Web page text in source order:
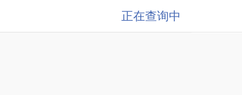
正在查询中